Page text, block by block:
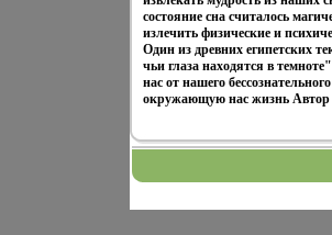
состояние сна считалось
излечить физические и
Один из древних египетских
чьи глаза находятся в
нас от нашего
окружающую нас жизнь Автор